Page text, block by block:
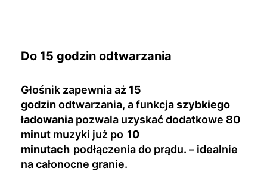
Do 15 godzin odtwarzania
Głośnik zapewnia aż 15
godzinodtwarzania, a funkcjaszybkiego
ładowania pozwala uzyskać dodatkowe 80
minut muzyki już po 10
minutach podłączenia do prądu. – idealnie
na całonocne granie.